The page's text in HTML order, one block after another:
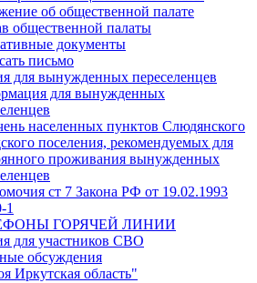
об общественной палате
общественной палаты
документы
письмо
для вынужденных переселенцев
для вынужденных
населенных пунктов Слюдянского
поселения, рекомендуемых для
проживания вынужденных
ст 7 Закона РФ от 19.02.1993
1
ГОРЯЧЕЙ ЛИНИИ
для участников СВО
обсуждения
Иркутская область"